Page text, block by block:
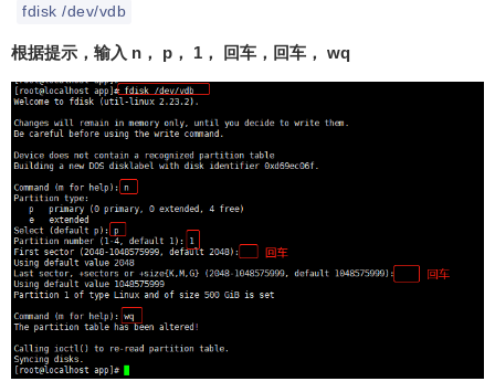
fdisk /dev/vdb
根据提示，输入 n， p， 1， 回车，回车， wq